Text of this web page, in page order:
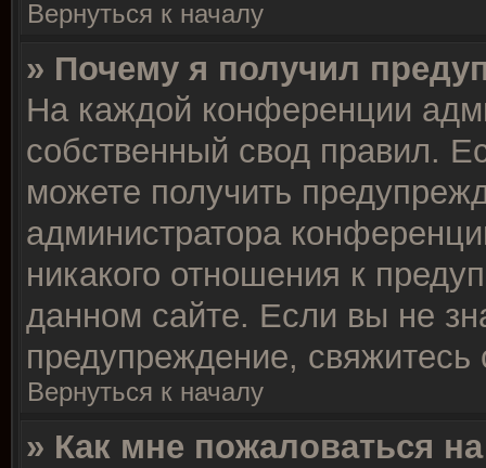
Вернуться к началу
» Почему я получил
На каждой конференции
собственный свод правил.
можете получить
администратора
никакого отношения к
данном сайте. Если вы не
предупреждение,
Вернуться к началу
» Как мне пожаловаться